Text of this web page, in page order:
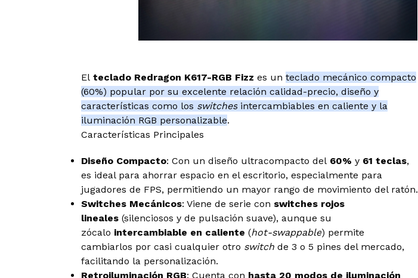
El teclado Redragon K617-RGB Fizz es un teclado mecánico compacto
(60%) popular por su excelente relación calidad-precio, diseño y
características como los switchesintercambiables en caliente y la
iluminación RGB personalizable.
Características Principales
Diseño Compacto: Con un diseño ultracompacto del 60% y 61 teclas,
es ideal para ahorrar espacio en el escritorio, especialmente para
jugadores de FPS, permitiendo un mayor rango de movimiento del ratón.
Switches Mecánicos: Viene de serie con switches rojos
lineales(silenciosos y de pulsación suave), aunque su
zócalo intercambiable en caliente (hot-swappable) permite
cambiarlos por casi cualquier otro switchde 3 o 5 pines del mercado,
facilitando la personalización.
Retroiluminación RGB: Cuenta con hasta 20 modos de iluminación